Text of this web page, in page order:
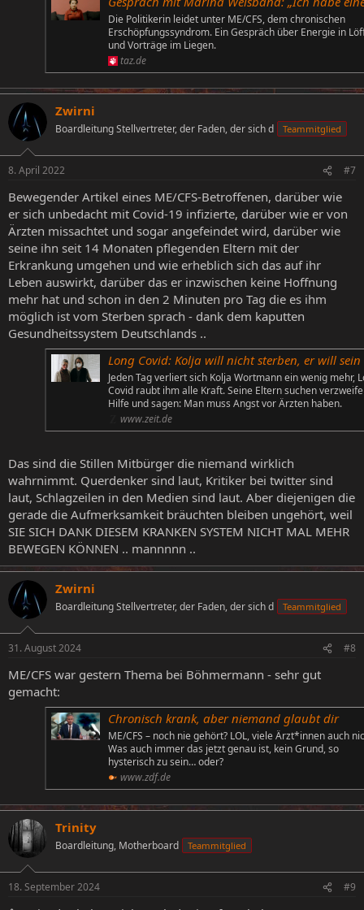
Die Politikerin leidet unter ME/CFS, dem chronischen
Erschöpfungssyndrom. Ein Gespräch über Energie in
und Vorträge im Liegen.
taz.de
Zwirni
Boardleitung Stellvertreter, der Faden, der sich d Teammitglied
8. April 2022 #7
Bewegender Artikel eines ME/CFS-Betroffenen, darüber wie
er sich unbedacht mit Covid-19 infizierte, darüber wie er von
Ärzten missachtet und sogar angefeindet wird, darüber wie
seine ihn seit 14 Monaten pflegenden Eltern mit der
Erkrankung umgehen und wie erheblich sich das auf ihr
Leben auswirkt, darüber das er inzwischen keine Hoffnung
mehr hat und schon in den 2 Minuten pro Tag die es ihm
möglich ist vom Sterben sprach - dank dem kaputten
Gesundheitssystem Deutschlands ..
Long Covid: Kolja will nicht sterben, er will sein Leben
Jeden Tag verliert sich Kolja Wortmann ein wenig mehr,
Covid raubt ihm alle Kraft. Seine Eltern suchen
Hilfe und sagen: Man muss Angst vor Ärzten haben.
www.zeit.de
Das sind die Stillen Mitbürger die niemand wirklich
wahrnimmt. Querdenker sind laut, Kritiker bei twitter sind
laut, Schlagzeilen in den Medien sind laut. Aber diejenigen die
gerade die Aufmerksamkeit bräuchten bleiben ungehört, weil
SIE SICH DANK DIESEM KRANKEN SYSTEM NICHT MAL MEHR
BEWEGEN KÖNNEN .. mannnnn ..
Zwirni
Boardleitung Stellvertreter, der Faden, der sich d Teammitglied
31. August 2024 #8
ME/CFS war gestern Thema bei Böhmermann - sehr gut
gemacht:
Chronisch krank, aber niemand glaubt dir
ME/CFS – noch nie gehört? LOL, viele Ärzt*innen auch
Was auch immer das jetzt genau ist, kein Grund, so
hysterisch zu sein… oder?
www.zdf.de
Trinity
Boardleitung, Motherboard Teammitglied
18. September 2024 #9